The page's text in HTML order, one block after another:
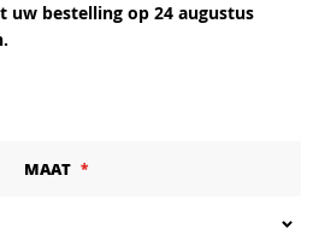
uw bestelling op 24 augustus
MAAT